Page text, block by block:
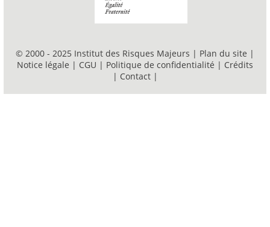
© 2000 - 2025 Institut des Risques Majeurs | Plan du site |
Notice légale | CGU | Politique de confidentialité | Crédits
| Contact |